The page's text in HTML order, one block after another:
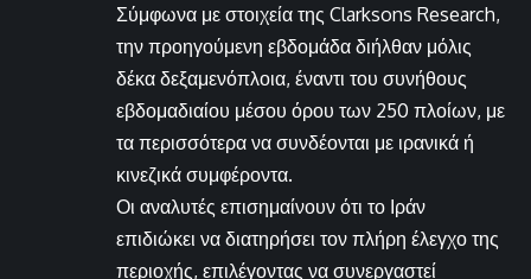
Σύμφωνα με στοιχεία της Clarksons Research,
την προηγούμενη εβδομάδα διήλθαν μόλις
δέκα δεξαμενόπλοια, έναντι του συνήθους
εβδομαδιαίου μέσου όρου των 250 πλοίων, με
τα περισσότερα να συνδέονται με ιρανικά ή
κινεζικά συμφέροντα.
Οι αναλυτές επισημαίνουν ότι το Ιράν
επιδιώκει να διατηρήσει τον πλήρη έλεγχο της
περιοχής, επιλέγοντας να συνεργαστεί